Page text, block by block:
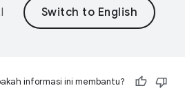
informasi ini membantu?